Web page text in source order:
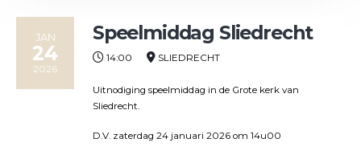
JAN
24
2026
Speelmiddag Sliedrecht
14:00 SLIEDRECHT
Uitnodiging speelmiddag in de Grote kerk van
Sliedrecht.
D.V. zaterdag 24 januari 2026 om 14u00